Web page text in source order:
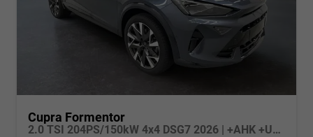
Cupra Formentor
2.0 TSI 204PS/150kW 4x4 DSG7 2026 | +AHK +UPGRADE-Paket +Immersive +5-Jahre Erw. Garantie